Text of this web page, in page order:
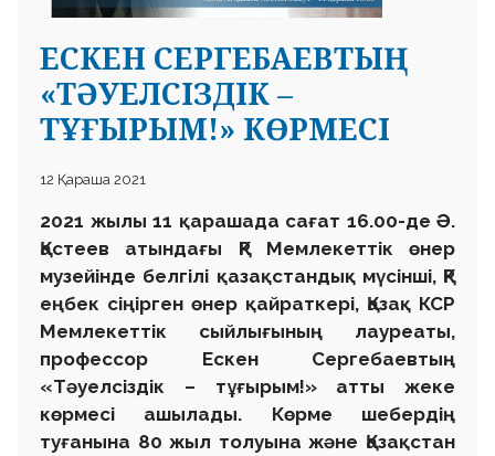
ЕСКЕН СЕРГЕБАЕВТЫҢ
«ТӘУЕЛСІЗДІК –
ТҰҒЫРЫМ!» КӨРМЕСІ
12 Қараша 2021
2021 жылы 11 қарашада сағат 16.00-де Ә.
Қастеев атындағы ҚР Мемлекеттік өнер
музейінде белгілі қазақстандық мүсінші, ҚР
еңбек сіңірген өнер қайраткері, Қазақ КСР
Мемлекеттік сыйлығының лауреаты,
профессор Ескен Сергебаевтың
«Тәуелсіздік – тұғырым!» атты жеке
көрмесі ашылады. Көрме шебердің
туғанына 80 жыл толуына және Қазақстан